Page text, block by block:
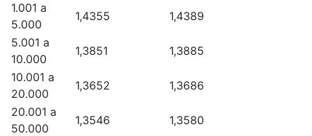
1.001 a
5.000
1,4355
1,4389
5.001 a
10.000
1,3851
1,3885
10.001 a
20.000
1,3652
1,3686
20.001 a
50.000
1,3546
1,3580